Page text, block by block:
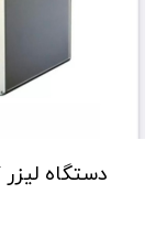
دستگاه لیزر UV مارکینگ 5 وات مدل XALM